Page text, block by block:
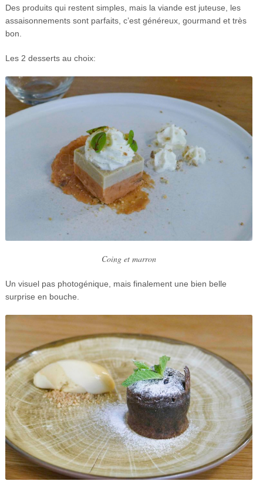
Des produits qui restent simples, mais la viande est juteuse, les
assaisonnements sont parfaits, c’est généreux, gourmand et très
bon.
Les 2 desserts au choix:
Coing et marron
Un visuel pas photogénique, mais finalement une bien belle
surprise en bouche.